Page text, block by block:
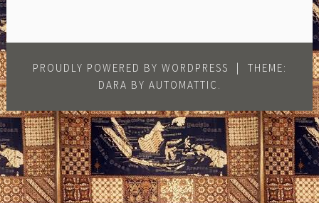
PROUDLY POWERED BY WORDPRESS |
THEME:
DARA BY AUTOMATTIC .